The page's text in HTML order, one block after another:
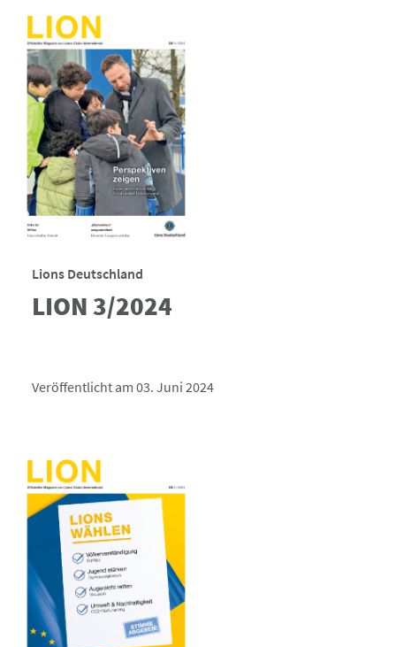
Lions Deutschland
LION 3/2024
Veröffentlicht am 03. Juni 2024